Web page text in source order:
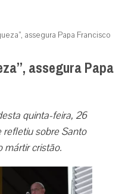
assegura Papa Francisco
assegura Papa
quinta-feira, 26
refletiu sobre Santo
mártir cristão.